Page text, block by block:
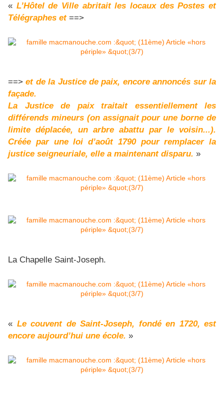
« L’Hôtel de Ville abritait les locaux des Postes et
Télégraphes et==>
==>et de la Justice de paix, encore annoncés sur la
façade.
La Justice de paix traitait essentiellement les
différends mineurs (on assignait pour une borne de
limite déplacée, un arbre abattu par le voisin...).
Créée par une loi d’août 1790 pour remplacer la
justice seigneuriale, elle a maintenant disparu. »
La Chapelle Saint-Joseph.
« Le couvent de Saint-Joseph, fondé en 1720, est
encore aujourd’hui une école. »